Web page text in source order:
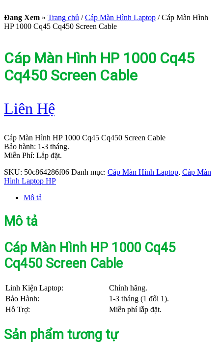
Đang Xem » Trang chủ / Cáp Màn Hình Laptop /Cáp Màn Hình
HP 1000 Cq45 Cq450 Screen Cable
Cáp Màn Hình HP 1000 Cq45
Cq450 Screen Cable
Liên Hệ
Cáp Màn Hình HP 1000 Cq45 Cq450 Screen Cable
Bảo hành: 1-3 tháng.
Miễn Phí: Lắp đặt.
SKU: 50c864286f06 Danh mục: Cáp Màn Hình Laptop, Cáp Màn
Hình Laptop HP
Mô tả
Mô tả
Cáp Màn Hình HP 1000 Cq45
Cq450 Screen Cable
Linh Kiện Laptop:
Chính hãng.
Bảo Hành:
1-3 tháng (1 đổi 1).
Hỗ Trợ:
Miễn phí lắp đặt.
Sản phẩm tương tự